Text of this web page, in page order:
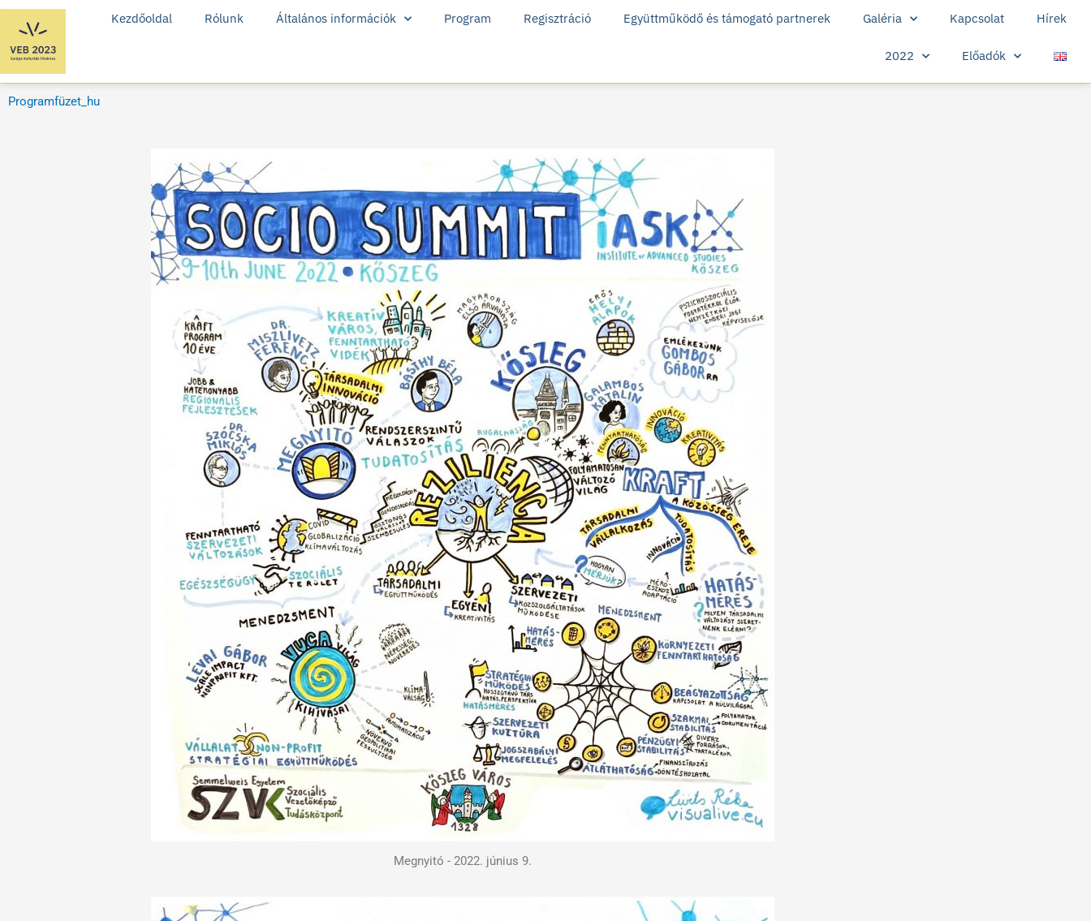
Skip
content
Kezdőoldal Rólunk Általános információk Program Regisztráció Együttműködő és támogató partnerek Galéria Kapcsolat Hírek
2022 Előadók
Programfüzet_hu
Megnyitó - 2022. június 9.